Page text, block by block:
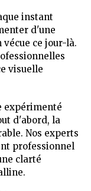
instant
d'une
ce jour-là.
visuelle
expérimenté
d'abord, la
Nos experts
professionnel
clarté